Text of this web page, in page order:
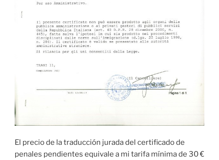
El precio de la traducción jurada del certificado de
penales pendientes equivale a mi tarifa mínima de 30 €